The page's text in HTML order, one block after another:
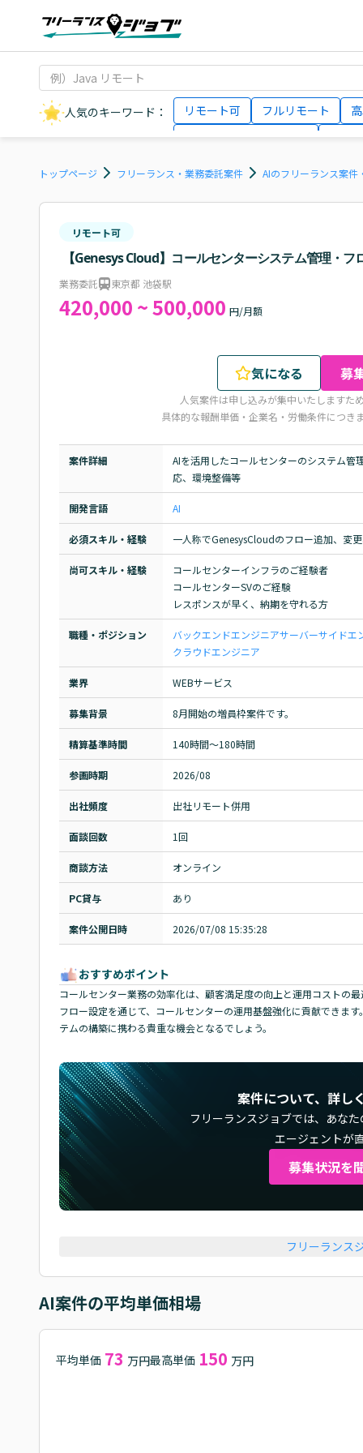
人気のキーワード： リモート可 フルリモート
AIエンジニア
トップページ フリーランス・業務委託案件 AIのフリーランス案件
リモート可
【Genesys Cloud】コールセンターシステム管理・フ
業務委託 東京都 池袋駅
420,000 ~ 500,000 円/月額
気になる 募
人気案件は申し込みが集中いたしますた
具体的な報酬単価・企業名・労働条件につき
案件詳細
AIを活用したコールセンターのシステム管
応、環境整備等
開発言語 AI
必須スキル・経験 一人称でGenesysCloudのフロー追加、変
尚可スキル・経験
コールセンターインフラのご経験者
コールセンターSVのご経験
レスポンスが早く、納期を守れる方
職種・ポジション バックエンドエンジニアサーバーサイドエ
クラウドエンジニア
業界 WEBサービス
募集背景 8月開始の増員枠案件です。
精算基準時間 140時間〜180時間
参画時期 2026/08
出社頻度 出社リモート併用
面談回数 1回
商談方法 オンライン
PC貸与 あり
案件公開日時 2026/07/08 15:35:28
おすすめポイント
コールセンター業務の効率化は、顧客満足度の向上と運用コストの
フロー設定を通じて、コールセンターの運用基盤強化に貢献できま
テムの構築に携わる貴重な機会となるでしょう。
案件について、詳し
フリーランスジョブでは、 あな
エージェントが
募集状況を
フリーランス
AI案件の平均単価相場
平均単価 73 万円最高単価 150 万円